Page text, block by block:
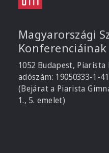
Magyarországi
1052 Budapest, Piarista
adószám: 19050333-1-41
(Bejárat a Piarista
1., 5. emelet)